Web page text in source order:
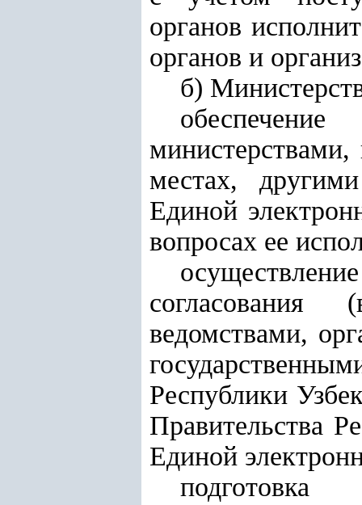
органов
органов и
б)
обеспечение
местах,
Единой
вопросах ее
согласования
ведомствами,
Республики
Правительства
Единой